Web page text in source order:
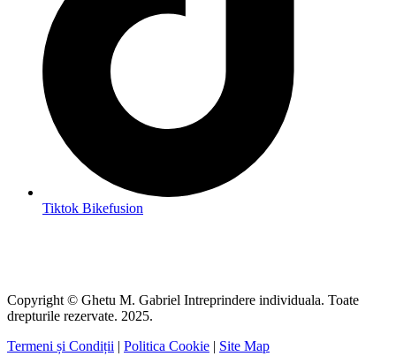
Tiktok Bikefusion
Copyright © Ghetu M. Gabriel Intreprindere individuala. Toate
drepturile rezervate. 2025.
Termeni și Condiții | Politica Cookie | Site Map